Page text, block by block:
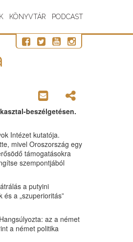
KÖNYVTÁR PODCAST
beszélgetésen.
Intézet kutatója.
mivel Oroszország egy
támogatásokra
szempontjából
a putyini
a „szuperioritás”
az a német
a német politika